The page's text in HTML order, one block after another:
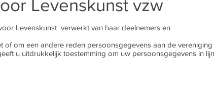
Levenskunst vzw
Levenskunst verwerkt van haar deelnemers en
of om een andere reden persoonsgegevens aan de vereniging
u uitdrukkelijk toestemming om uw persoonsgegevens in lijn